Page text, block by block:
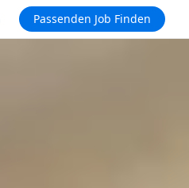
Passenden Job Finden